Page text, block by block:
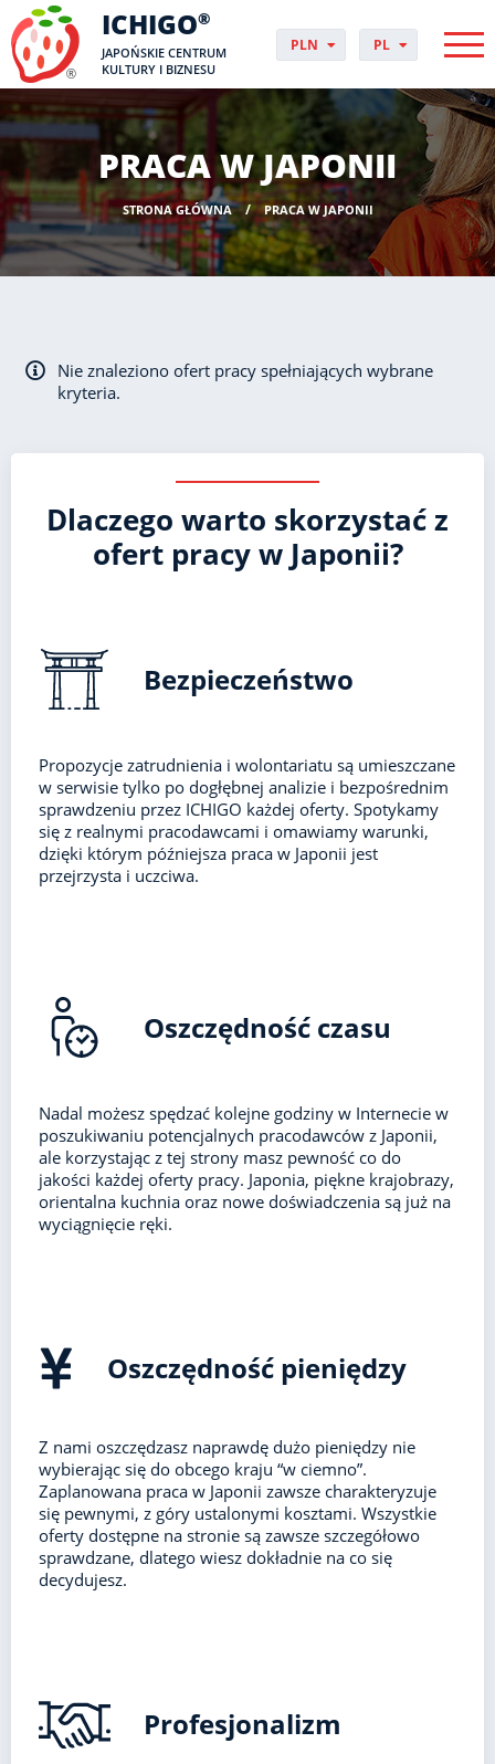
ICHIGO®
JAPOŃSKIE CENTRUM
KULTURY I BIZNESU
PLN
USD
CHF
DKK
NOK
SEK
HUF
PL
DA
DE
EN
ES
FR
HR
HU
PT
SV
PRACA W JAPONII
STRONA GŁÓWNA PRACA W JAPONII
Nie znaleziono ofert pracy spełniających wybrane
kryteria.
Dlaczego warto skorzystać z
ofert pracy w Japonii?
Bezpieczeństwo
Propozycje zatrudnienia i wolontariatu są umieszczane
w serwisie tylko po dogłębnej analizie i bezpośrednim
sprawdzeniu przez ICHIGO każdej oferty. Spotykamy
się z realnymi pracodawcami i omawiamy warunki,
dzięki którym późniejsza praca w Japonii jest
przejrzysta i uczciwa.
Oszczędność czasu
Nadal możesz spędzać kolejne godziny w Internecie w
poszukiwaniu potencjalnych pracodawców z Japonii,
ale korzystając z tej strony masz pewność co do
jakości każdej oferty pracy. Japonia, piękne krajobrazy,
orientalna kuchnia oraz nowe doświadczenia są już na
wyciągnięcie ręki.
Oszczędność pieniędzy
Z nami oszczędzasz naprawdę dużo pieniędzy nie
wybierając się do obcego kraju “w ciemno”.
Zaplanowana praca w Japonii zawsze charakteryzuje
się pewnymi, z góry ustalonymi kosztami. Wszystkie
oferty dostępne na stronie są zawsze szczegółowo
sprawdzane, dlatego wiesz dokładnie na co się
decydujesz.
Profesjonalizm